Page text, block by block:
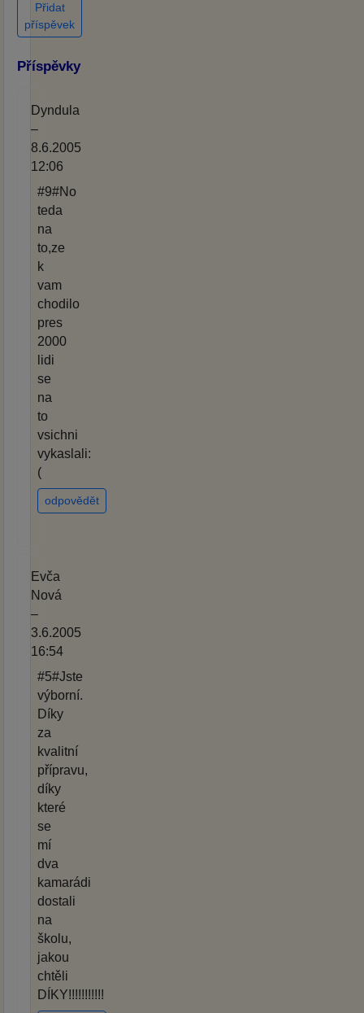
Přidat
příspěvek
Příspěvky
Dyndula
–
8.6.2005
12:06
#9#No
teda
na
to,ze
k
vam
chodilo
pres
2000
lidi
se
na
to
vsichni
vykaslali:
(
odpovědět
Evča
Nová
–
3.6.2005
16:54
#5#Jste
výborní.
Díky
za
kvalitní
přípravu,
díky
které
se
mí
dva
kamarádi
dostali
na
školu,
jakou
chtěli
DÍKY!!!!!!!!!!!